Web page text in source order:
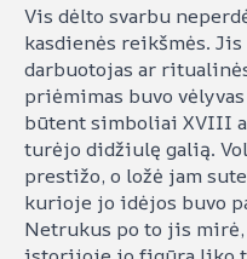
Vis dėlto svarbu
kasdienės reikšmės.
darbuotojas ar
priėmimas buvo
būtent simboliai XVIII
turėjo didžiulę galią.
prestižo, o ložė jam
kurioje jo idėjos buvo
Netrukus po to jis mirė,